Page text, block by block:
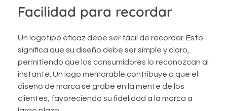
Facilidad para recordar
Un logotipo eficaz debe ser fácil de recordar. Esto
significa que su diseño debe ser simple y claro,
permitiendo que los consumidores lo reconozcan al
instante. Un logo memorable contribuye a que el
diseño de marca se grabe en la mente de los
clientes, favoreciendo su fidelidad a la marca a